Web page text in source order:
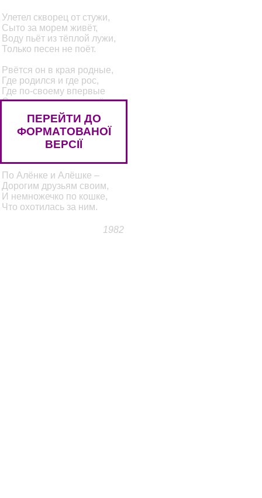
Улетел скворец от стужи,
Сыто за морем живёт,
Воду пьёт из тёплой лужи,
Только песен не поёт.
Рвётся он в края родные,
Где родился и где рос,
Где по-своему впервые
Слово «мама» произнёс.
Он скучает по деревьям,
По звенящему ручью,
По скворечне, по деревне,
По Алёнке и Алёшке –
Дорогим друзьям своим,
И немножечко по кошке,
Что охотилась за ним.
1982
ПЕРЕЙТИ ДО
ФОРМАТОВАНОЇ
ВЕРСІЇ